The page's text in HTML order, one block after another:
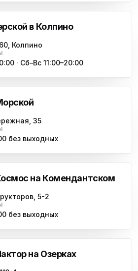
в Колпино
Колпино
· Сб–Вс 11:00–20:00
35
без выходных
на Комендантском
5-2
без выходных
на Озерках